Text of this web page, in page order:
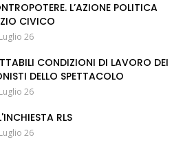
L’AZIONE POLITICA
CIVICO
26
CONDIZIONI DI LAVORO DEI
DELLO SPETTACOLO
26
RLS
26